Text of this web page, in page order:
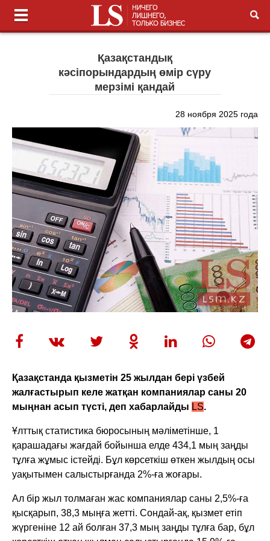
Қазақстандық
кәсіпорындардың өмір сүру
мерзімі қандай
28 ноября 2025 года
Қазақстанда қызметін 25 жылдан бері үзбей
жалғастырып келе жатқан компаниялар саны 20
мыңнан асып түсті, деп хабарлайды LS.
Ұлттық статистика бюросының мәліметінше, 1
қарашадағы жағдай бойынша елде 434,1 мың заңды
тұлға жұмыс істейді. Бұл көрсеткіш өткен жылдың осы
уақытымен салыстырғанда 2%-ға жоғары.
Ал бір жыл толмаған жас компаниялар саны 2,5%-ға
қысқарып, 38,3 мыңға жетті. Сондай-ақ, қызмет етіп
жүргеніне 12 ай болған 37,3 мың заңды тұлға бар, бұл